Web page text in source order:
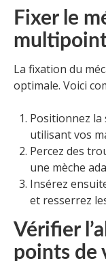
Fixer le
La fixation du
optimale. Voici
Positionnez
utilisant vos
Percez des
une mèche
Insérez
et resserrez
Vérifier
points de